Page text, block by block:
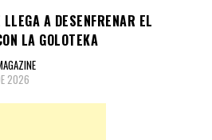
A DESENFRENAR EL
LA GOLOTEKA
2026